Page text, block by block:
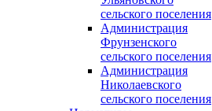
сельского поселения
Администрация
Фрунзенского
сельского поселения
Администрация
Николаевского
сельского поселения